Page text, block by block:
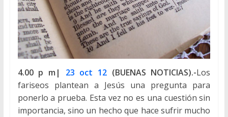
4.00 p m| 23 oct 12(BUENAS NOTICIAS).-Los
fariseos plantean a Jesús una pregunta para
ponerlo a prueba. Esta vez no es una cuestión sin
importancia, sino un hecho que hace sufrir mucho